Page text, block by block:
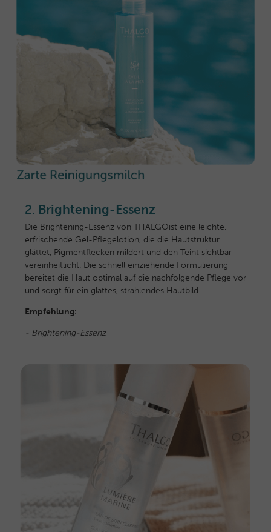
2. Brightening-Essenz
Die Brightening-Essenz von THALGOist eine leichte,
erfrischende Gel-Pflegelotion, die die Hautstruktur
glättet, Pigmentflecken mildert und den Teint sichtbar
vereinheitlicht. Die schnell einziehende Formulierung
bereitet die Haut optimal auf die nachfolgende Pflege vor
und sorgt für ein glattes, strahlendes Hautbild.
Empfehlung:
- Brightening-Essenz